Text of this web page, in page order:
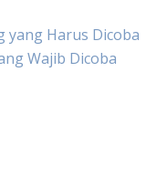
yang Harus Dicoba
Wajib Dicoba